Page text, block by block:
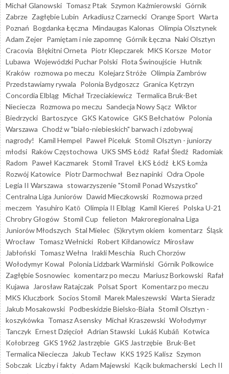
Michał Glanowski Tomasz Ptak Szymon Kaźmierowski Górnik
Zabrze Zagłębie Lubin Arkadiusz Czarnecki Orange Sport Warta
Poznań Bogdanka Łęczna Mindaugas Kalonas Olimpia Olsztynek
Adam Zejer Pamiętam i nie zapomnę Górnik Łęczna Naki Olsztyn
Cracovia Błękitni Orneta Piotr Klepczarek MKS Korsze Motor
Lubawa Wojewódzki Puchar Polski Flota Świnoujście Hutnik
Kraków rozmowa po meczu Kolejarz Stróże Olimpia Zambrów
Przedstawiamy rywala Polonia Bydgoszcz Granica Kętrzyn
Concordia Elbląg Michał Trzeciakiewicz Termalica Bruk-Bet
Nieciecza Rozmowa po meczu Sandecja Nowy Sącz Wiktor
Biedrzycki Bartoszyce GKS Katowice GKS Bełchatów Polonia
Warszawa Chodź w "biało-niebieskich" barwach i zdobywaj
nagrody!
Kamil Hempel Paweł Piceluk Stomil Olsztyn - juniorzy
młodsi Raków Częstochowa UKS SMS Łódź Rafał Śledź Radomiak
Radom Paweł Kaczmarek Stomil Travel ŁKS Łódź ŁKS Łomża
Rozwój Katowice Piotr Darmochwał Bez napinki Odra Opole
Legia II Warszawa stowarzyszenie "Stomil Ponad Wszystko"
Centralna Liga Juniorów Dawid Mieczkowski Rozmowa przed
meczem Yasuhiro Katō Olimpia II Elbląg Kamil Kiereś Polska U-21
Chrobry Głogów Stomil Cup felieton Makroregionalna Liga
Juniorów Młodszych Stal Mielec (S)krytym okiem komentarz Śląsk
Wrocław Tomasz Wełnicki Robert Kiłdanowicz Mirosław
Jabłoński Tomasz Wełna Irakli Meschia Ruch Chorzów
Wołodymyr Kowal Polonia Lidzbark Warmiński Górnik Polkowice
Zagłębie Sosnowiec komentarz po meczu Mariusz Borkowski Rafał
Kujawa
Jarosław Ratajczak Polsat Sport Komentarz po meczu
MKS Kluczbork Socios Stomil Marek Maleszewski Warta Sieradz
Jakub Mosakowski Podbeskidzie Bielsko-Biała Stomil Olsztyn -
koszykówka Tomasz Asensky Michał Kraszewski Wołodymyr
Tanczyk Ernest Dzięcioł Adrian Stawski Lukáš Kubáň Kotwica
Kołobrzeg GKS 1962 Jastrzębie GKS Jastrzębie Bruk-Bet
Termalica Nieciecza
Jakub Tecław KKS 1925 Kalisz Szymon
Sobczak Liczby i fakty Adam Majewski Kącik bukmacherski Lech II